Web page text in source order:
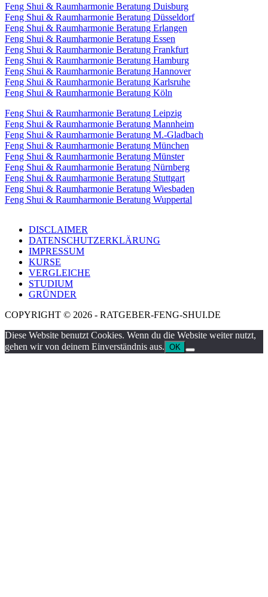
Feng Shui & Raumharmonie Beratung Duisburg
Feng Shui & Raumharmonie Beratung Düsseldorf
Feng Shui & Raumharmonie Beratung Erlangen
Feng Shui & Raumharmonie Beratung Essen
Feng Shui & Raumharmonie Beratung Frankfurt
Feng Shui & Raumharmonie Beratung Hamburg
Feng Shui & Raumharmonie Beratung Hannover
Feng Shui & Raumharmonie Beratung Karlsruhe
Feng Shui & Raumharmonie Beratung Köln
Feng Shui & Raumharmonie Beratung Leipzig
Feng Shui & Raumharmonie Beratung Mannheim
Feng Shui & Raumharmonie Beratung M.-Gladbach
Feng Shui & Raumharmonie Beratung München
Feng Shui & Raumharmonie Beratung Münster
Feng Shui & Raumharmonie Beratung Nürnberg
Feng Shui & Raumharmonie Beratung Stuttgart
Feng Shui & Raumharmonie Beratung Wiesbaden
Feng Shui & Raumharmonie Beratung Wuppertal
DISCLAIMER
DATENSCHUTZERKLÄRUNG
IMPRESSUM
KURSE
VERGLEICHE
STUDIUM
GRÜNDER
COPYRIGHT © 2026 - RATGEBER-FENG-SHUI.DE
Diese Website benutzt Cookies. Wenn du die Website weiter nutzt,
gehen wir von deinem Einverständnis aus. OK